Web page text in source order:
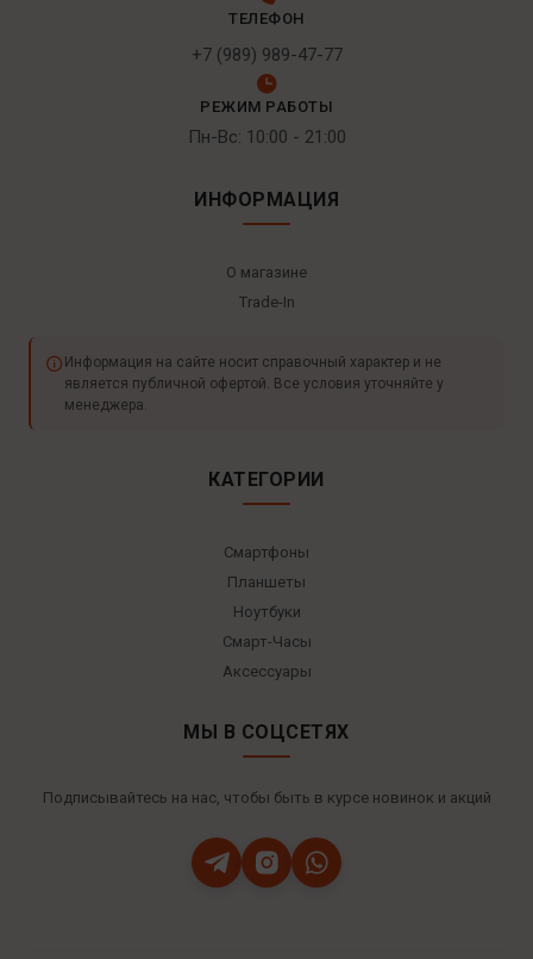
ТЕЛЕФОН
+7 (989) 989-47-77
РЕЖИМ РАБОТЫ
Пн-Вс: 10:00 - 21:00
ИНФОРМАЦИЯ
О магазине
Trade-In
Информация на сайте носит справочный характер и не
является публичной офертой. Все условия уточняйте у
менеджера.
КАТЕГОРИИ
Смартфоны
Планшеты
Ноутбуки
Смарт-Часы
Аксессуары
МЫ В СОЦСЕТЯХ
Подписывайтесь на нас, чтобы быть в курсе новинок и акций